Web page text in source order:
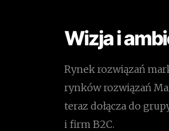
Wizja i
Rynek rozwiązań
rynków rozwiązań
teraz dołącza do
i firm B2C.